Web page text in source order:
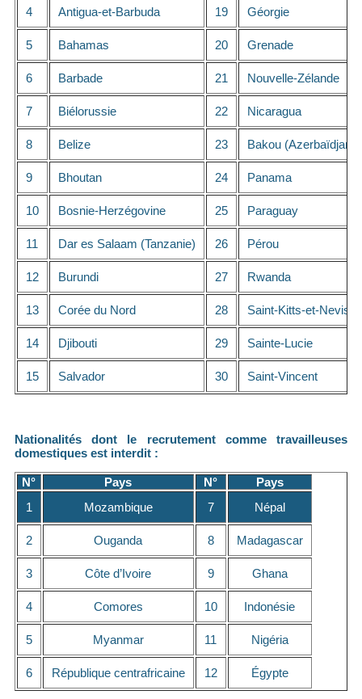
4 Antigua-et-Barbuda 19 Géorgie
5 Bahamas 20 Grenade
6 Barbade 21 Nouvelle-Zélande
7 Biélorussie 22 Nicaragua
8 Belize 23 Bakou (Azerbaïdjan)
9 Bhoutan 24 Panama
10 Bosnie-Herzégovine 25 Paraguay
11 Dar es Salaam (Tanzanie) 26 Pérou
12 Burundi 27 Rwanda
13 Corée du Nord 28 Saint-Kitts-et-Nevis
14 Djibouti 29 Sainte-Lucie
15 Salvador 30 Saint-Vincent
Nationalités dont le recrutement comme travailleuses
domestiques est interdit :
N° Pays N°
Pays
1
Mozambique 7 Népal
2 Ouganda 8 Madagascar
3 Côte d’Ivoire 9 Ghana
4 Comores 10 Indonésie
5 Myanmar 11 Nigéria
6 République centrafricaine 12 Égypte